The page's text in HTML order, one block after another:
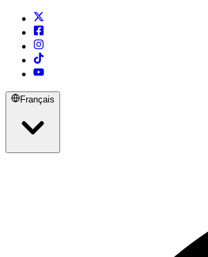
Français